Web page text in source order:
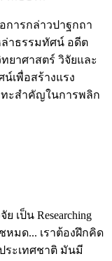
การกล่าวปาฐกถา
ล่าธรรมทัศน์ อดีต
ยาศาสตร์ วิจัยและ
เพื่อสร้างแรง
ทะสำคัญในการพลิก
เป็น Researching
หมด... เราต้องฝึกคิด
ระเทศชาติ มันมี